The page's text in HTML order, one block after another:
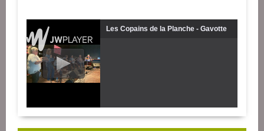
Les Copains de la Planche - Gavotte